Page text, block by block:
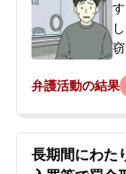
弁護活動の結果
長期間にわた